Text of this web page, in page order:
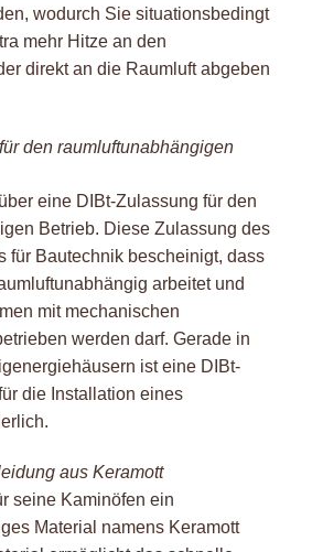
wodurch Sie situationsbedingt
mehr Hitze an den
direkt an die Raumluft abgeben
den raumluftunabhängigen
eine DIBt-Zulassung für den
Betrieb. Diese Zulassung des
für Bautechnik bescheinigt, dass
arbeitet und
mit mechanischen
werden darf. Gerade in
ist eine DIBt-
die Installation eines
aus Keramott
seine Kaminöfen ein
Material namens Keramott